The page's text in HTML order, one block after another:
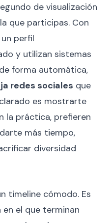
de visualización
que participas. Con
perfil
y utilizan sistemas
forma automática,
redes sociales que
es mostrarte
la práctica, prefieren
más tiempo,
diversidad
timeline cómodo. Es
el que terminan